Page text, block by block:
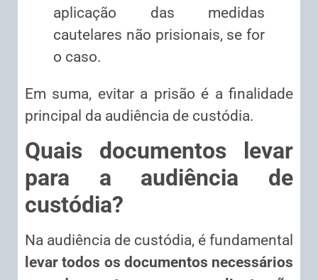
aplicação das medidas
cautelares não prisionais, se for
o caso.
Em suma, evitar a prisão é a finalidade
principal da audiência de custódia.
Quais documentos levar
para a audiência de
custódia?
Na audiência de custódia, é fundamental
levar todos os documentos necessários